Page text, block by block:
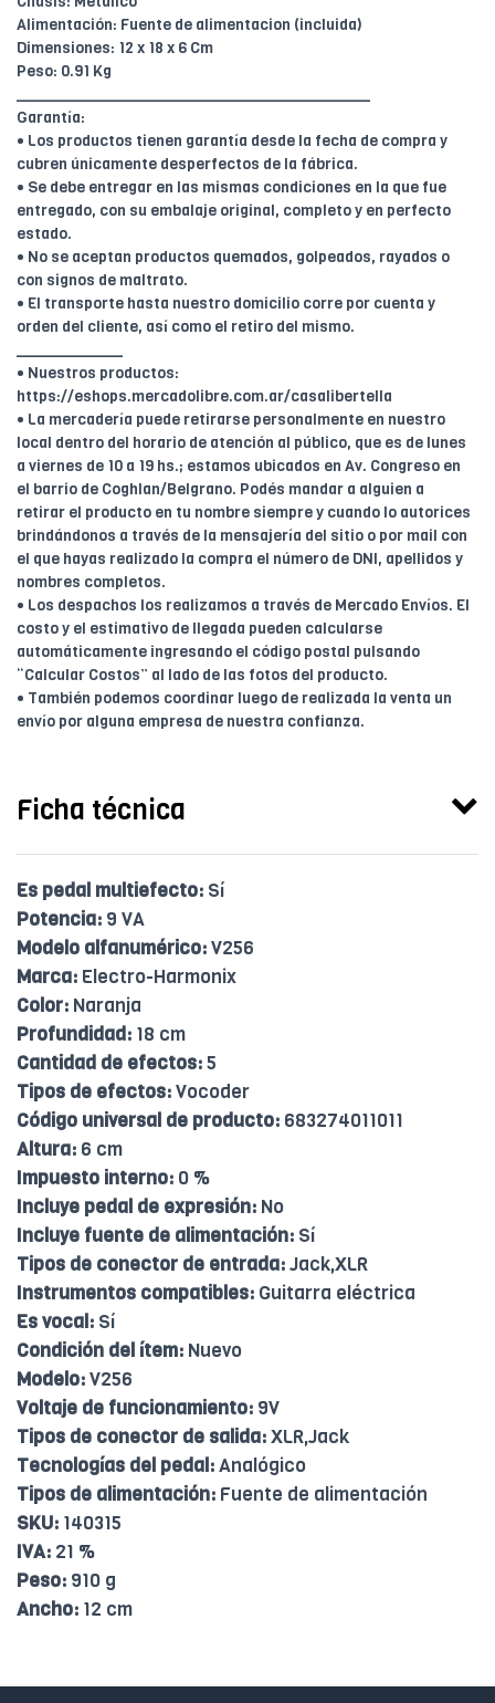
Alimentación: Fuente de alimentacion (incluida)
Dimensiones: 12 x 18 x 6 Cm
Peso: 0.91 Kg
Garantía:
• Los productos tienen garantía desde la fecha de compra y
cubren únicamente desperfectos de la fábrica.
• Se debe entregar en las mismas condiciones en la que fue
entregado, con su embalaje original, completo y en perfecto
estado.
• No se aceptan productos quemados, golpeados, rayados o
con signos de maltrato.
• El transporte hasta nuestro domicilio corre por cuenta y
orden del cliente, así como el retiro del mismo.
• Nuestros productos:
https://eshops.mercadolibre.com.ar/casalibertella
• La mercadería puede retirarse personalmente en nuestro
local dentro del horario de atención al público, que es de lunes
a viernes de 10 a 19 hs.; estamos ubicados en Av. Congreso en
el barrio de Coghlan/Belgrano. Podés mandar a alguien a
retirar el producto en tu nombre siempre y cuando lo autorices
brindándonos a través de la mensajería del sitio o por mail con
el que hayas realizado la compra el número de DNI, apellidos y
nombres completos.
• Los despachos los realizamos a través de Mercado Envíos. El
costo y el estimativo de llegada pueden calcularse
automáticamente ingresando el código postal pulsando
“Calcular Costos” al lado de las fotos del producto.
• También podemos coordinar luego de realizada la venta un
envío por alguna empresa de nuestra confianza.
Ficha técnica
Es pedal multiefecto: Sí
Potencia: 9 VA
Modelo alfanumérico:V256
Marca: Electro-Harmonix
Color: Naranja
Profundidad: 18 cm
Cantidad de efectos:5
Tipos de efectos:Vocoder
Código universal de producto: 683274011011
Altura: 6 cm
Impuesto interno: 0 %
Incluye pedal de expresión: No
Incluye fuente de alimentación: Sí
Tipos de conector de entrada:Jack,XLR
Instrumentos compatibles: Guitarra eléctrica
Es vocal: Sí
Condición del ítem: Nuevo
Modelo:V256
Voltaje de funcionamiento: 9V
Tipos de conector de salida:XLR,Jack
Tecnologías del pedal:Analógico
Tipos de alimentación: Fuente de alimentación
SKU: 140315
IVA: 21 %
Peso: 910 g
Ancho: 12 cm